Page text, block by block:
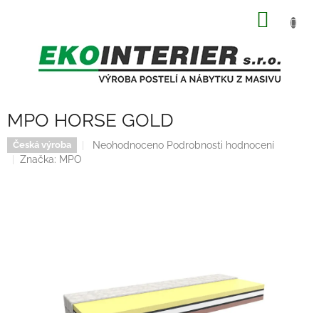
MPO HORSE GOLD
Česká výroba
Průměrné
Neohodnoceno Podrobnosti hodnocení
Značka: MPO